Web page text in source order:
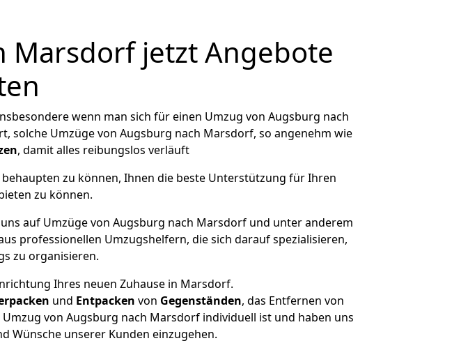
Marsdorf jetzt Angebote
wenn man sich für einen Umzug von Augsburg nach
solche Umzüge von Augsburg nach Marsdorf, so angenehm wie
, damit alles reibungslos verläuft
zu können, Ihnen die beste Unterstützung für Ihren
zu können.
auf Umzüge von Augsburg nach Marsdorf und unter anderem
professionellen Umzugshelfern, die sich darauf spezialisieren,
zu organisieren.
Ihres neuen Zuhause in Marsdorf.
und Entpacken von Gegenständen, das Entfernen von
von Augsburg nach Marsdorf individuell ist und haben uns
Wünsche unserer Kunden einzugehen.